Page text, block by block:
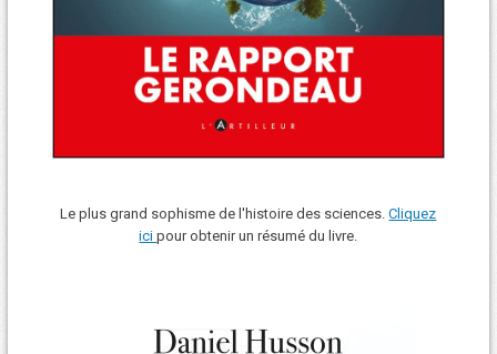
Le plus grand sophisme de l'histoire des sciences.Cliquez
icipour obtenir un résumé du livre.